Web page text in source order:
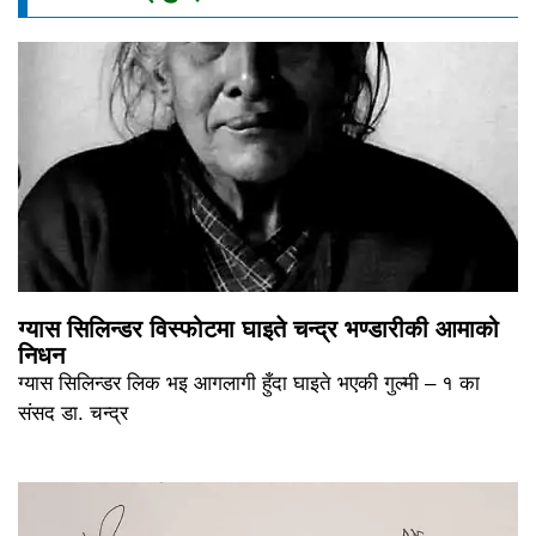
ग्यास सिलिन्डर विस्फोटमा घाइते चन्द्र भण्डारीकी आमाको
निधन
ग्यास सिलिन्डर लिक भइ आगलागी हुँदा घाइते भएकी गुल्मी – १ का
संसद डा. चन्द्र